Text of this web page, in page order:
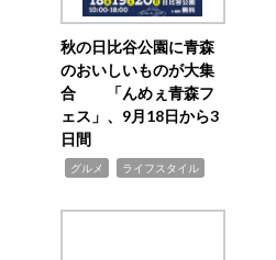
秋の日比谷公園に青森
のおいしいものが大集
合 「んめぇ青森フ
ェス」、9月18日から3
日間
グルメ ライフスタイル